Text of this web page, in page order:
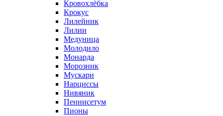
Кровохлёбка
Крокус
Лилейник
Лилии
Медуница
Молодило
Монарда
Морозник
Мускари
Нарциссы
Нивяник
Пеннисетум
Пионы